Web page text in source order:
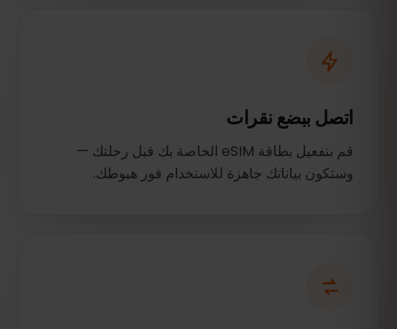
اتصل ببضع نقرات
قم بتفعيل بطاقة eSIM الخاصة بك قبل رحلتك —
وستكون بياناتك جاهزة للاستخدام فور هبوطك.